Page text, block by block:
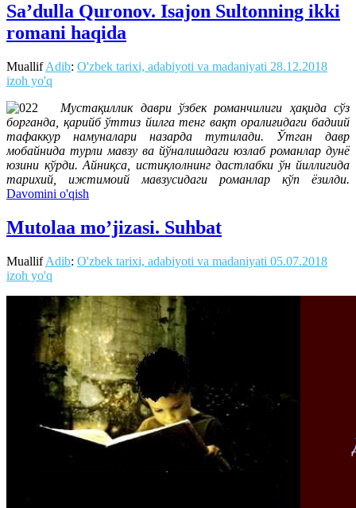
Sa’dulla Quronov. Isajon Sultonning ikki
romani haqida
MuallifAdib: O'zbek tarixi, adabiyoti va madaniyati 28.12.2018
izoh yo'q
Мустақиллик даври ўзбек романчилиги ҳақида сўз
борганда, қарийб ўттиз йилга тенг вақт оралиғидаги бадиий
тафаккур намуналари назарда тутилади. Ўтган давр
мобайнида турли мавзу ва йўналишдаги юзлаб романлар дунё
юзини кўрди. Айниқса, истиқлолнинг дастлабки ўн йиллигида
тарихий, ижтимоий мавзусидаги романлар кўп ёзилди.
Davomini o'qish
Mutolaa mo’jizasi. Suhbat
MuallifAdib: O'zbek tarixi, adabiyoti va madaniyati 05.07.2018
izoh yo'q